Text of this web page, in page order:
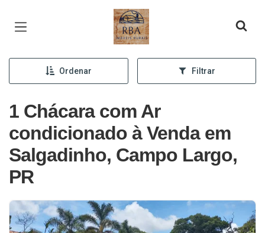
Página inicial
Ordenar Filtrar
1 Chácara com Ar
condicionado à Venda em
Salgadinho, Campo Largo,
PR